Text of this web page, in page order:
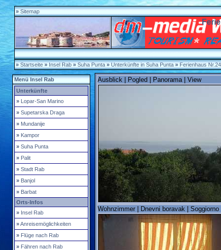
» Sitemap
» Startseite» Insel Rab» Suha Punta» Unterkünfte in Suha Punta » Ferienhaus
Menü Insel Rab
Unterkünfte
» Lopar-San Marino
» Supetarska Draga
» Mundanije
» Kampor
» Suha Punta
» Palit
» Stadt Rab
» Banjol
» Barbat
Orts-Infos
» Insel Rab
»Anreisemöglichkeiten
» Flüge nach Rab
» Fähren nach Rab
Ausblick | Pogled | Panorama | View
Wohnzimmer | Dnevni boravak |